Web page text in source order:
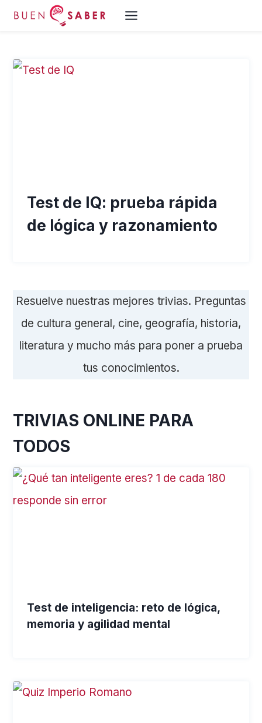
Saltar
Test de IQ: prueba rápida
de lógica y razonamiento
Resuelve nuestras mejores trivias. Preguntas
de cultura general, cine, geografía, historia,
literatura y mucho más para poner a prueba
tus conocimientos.
TRIVIAS ONLINE PARA
TODOS
Test de inteligencia: reto de lógica,
memoria y agilidad mental